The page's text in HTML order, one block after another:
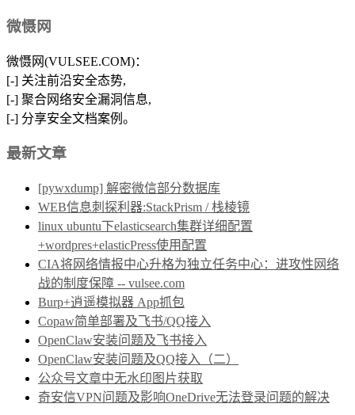
微慑网
微慑网(VULSEE.COM)：
[-] 关注前沿安全态势,
[-] 聚合网络安全漏洞信息,
[-] 分享安全文档案例。
最新文章
[pywxdump] 解密微信部分数据库
WEB信息刺探利器:StackPrism / 栈棱镜
linux ubuntu下elasticsearch集群详细配置
+wordpres+elasticPress使用配置
CIA将网络情报中心升格为独立任务中心：进攻性网络
战的制度保障 -- vulsee.com
Burp+逍遥模拟器 App抓包
Copaw简单部署及飞书/QQ接入
OpenClaw安装问题及飞书接入
OpenClaw安装问题及QQ接入（二）
公众号文章中无水印图片获取
奇安信VPN问题及影响OneDrive无法登录问题的解决